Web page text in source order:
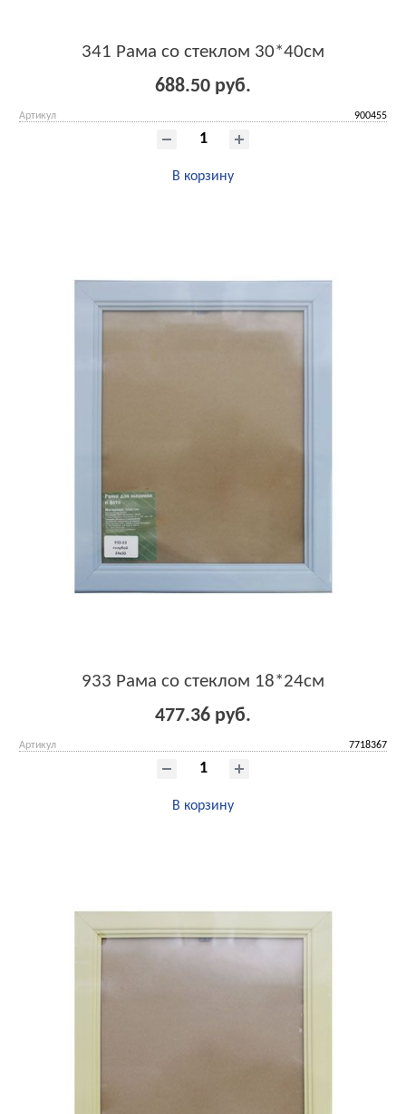
341 Рама со стеклом 30*40см
688.50 руб.
Артикул 900455
В корзину
933 Рама со стеклом 18*24см
477.36 руб.
Артикул 7718367
В корзину